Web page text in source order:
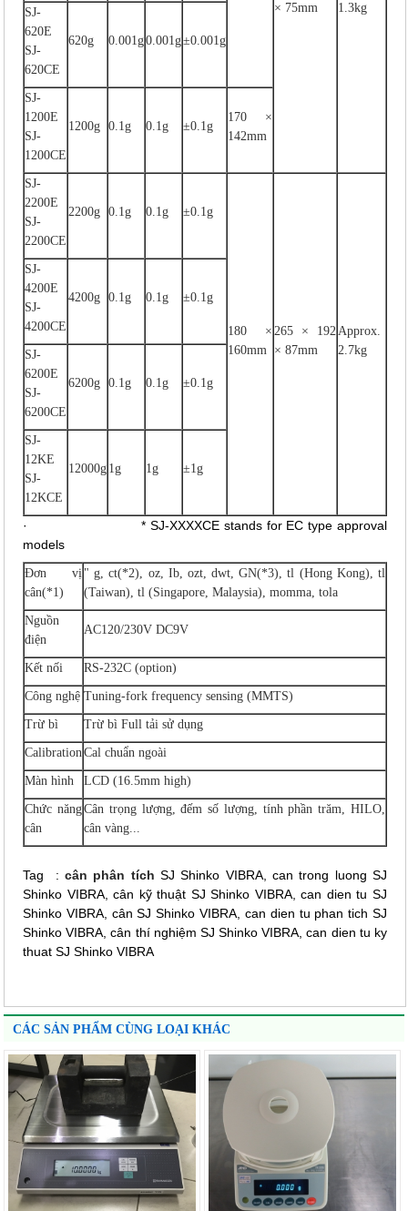
× 75mm
1.3kg
SJ-
620E
SJ-
620CE
620g 0.001g0.001g±0.001g
SJ-
1200E
SJ-
1200CE
1200g 0.1g 0.1g ±0.1g
170 ×
142mm
SJ-
2200E
SJ-
2200CE
2200g 0.1g 0.1g ±0.1g
180 ×
160mm
265 × 192
× 87mm
Approx.
2.7kg
SJ-
4200E
SJ-
4200CE
4200g 0.1g 0.1g ±0.1g
SJ-
6200E
SJ-
6200CE
6200g 0.1g 0.1g ±0.1g
SJ-
12KE
SJ-
12KCE
12000g 1g 1g ±1g
·* SJ-XXXXCE stands for EC type approval
models
Đơn vị
cân(*1)
" g, ct(*2), oz, Ib, ozt, dwt, GN(*3), tl (Hong Kong), tl
(Taiwan), tl (Singapore, Malaysia), momma, tola
Nguồn
điện
AC120/230V DC9V
Kết nối RS-232C (option)
Công nghệ Tuning-fork frequency sensing (MMTS)
Trừ bì Trừ bì Full tải sử dụng
CalibrationCal chuẩn ngoài
Màn hình LCD (16.5mm high)
Chức năng
cân
Cân trọng lượng, đếm số lượng, tính phần trăm, HILO,
cân vàng...
Tag : cân phân tích SJ Shinko VIBRA, can trong luong SJ
Shinko VIBRA, cân kỹ thuật SJ Shinko VIBRA, can dien tu SJ
Shinko VIBRA, cân SJ Shinko VIBRA, can dien tu phan tich SJ
Shinko VIBRA, cân thí nghiệm SJ Shinko VIBRA, can dien tu ky
thuat SJ Shinko VIBRA
CÁC SẢN PHẨM CÙNG LOẠI KHÁC